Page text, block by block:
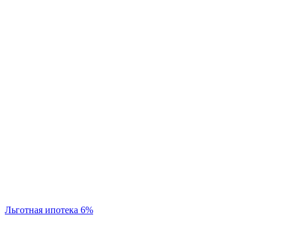
Льготная ипотека 6%